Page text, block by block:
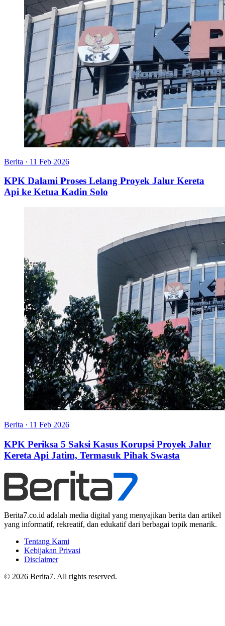
Berita · 11 Feb 2026
KPK Dalami Proses Lelang Proyek Jalur Kereta
Api ke Ketua Kadin Solo
Berita · 11 Feb 2026
KPK Periksa 5 Saksi Kasus Korupsi Proyek Jalur
Kereta Api Jatim, Termasuk Pihak Swasta
Berita7.co.id adalah media digital yang menyajikan berita dan artikel
yang informatif, rekreatif, dan edukatif dari berbagai topik menarik.
Tentang Kami
Kebijakan Privasi
Disclaimer
© 2026 Berita7. All rights reserved.